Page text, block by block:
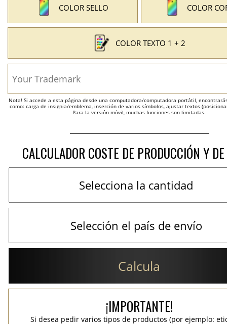
COLOR SELLO COLOR
COLOR TEXTO 1 + 2
Nota! Si accede a esta página desde una computadora/computadora portátil,
como: carga de insignia/emblema, inserción de varios símbolos, ajustar textos
Para la versión móvil, muchas funciones son limitadas.
CALCULADOR COSTE DE PRODUCCIÓN Y
Calcula
¡IMPORTANTE!
Si desea pedir varios tipos de productos (por ejemplo: